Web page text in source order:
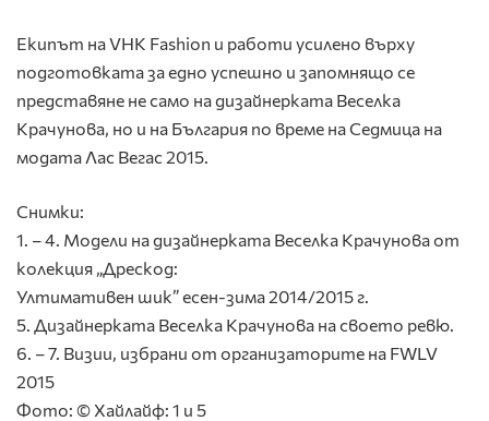
Екипът на VHK Fashion и работи усилено върху
подготовката за едно успешно и запомнящо се
представяне не само на дизайнерката Веселка
Крачунова, но и на България по време на Седмица на
модата Лас Вегас 2015.
Снимки:
1. – 4. Модели на дизайнерката Веселка Крачунова от
колекция „Дрескод:
Ултимативен шик” есен-зима 2014/2015 г.
5. Дизайнерката Веселка Крачунова на своето ревю.
6. – 7. Визии, избрани от организаторите на FWLV
2015
Фото: © Хайлайф: 1 и 5